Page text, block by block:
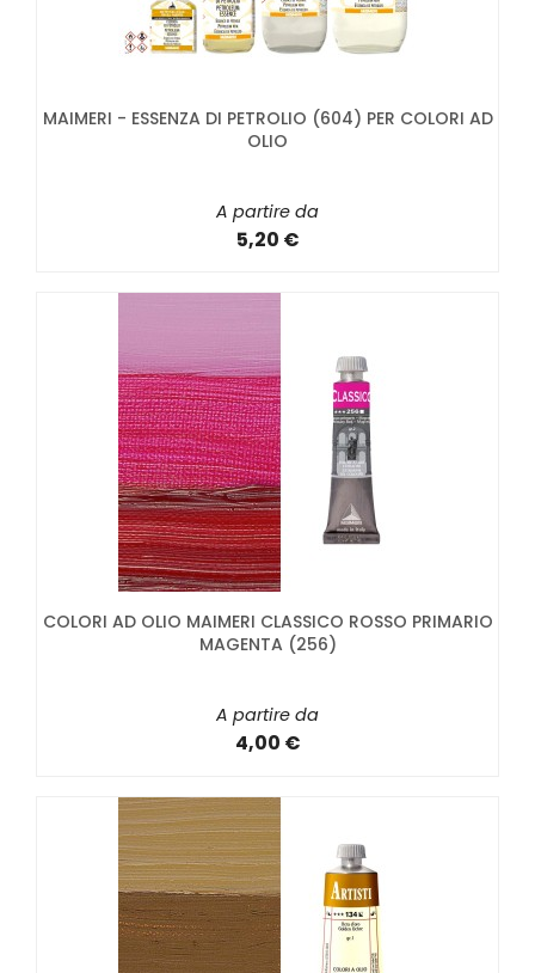
MAIMERI - ESSENZA DI PETROLIO (604) PER COLORI AD
OLIO
A partire da
5,20 €
COLORI AD OLIO MAIMERI CLASSICO ROSSO PRIMARIO
MAGENTA (256)
A partire da
4,00 €